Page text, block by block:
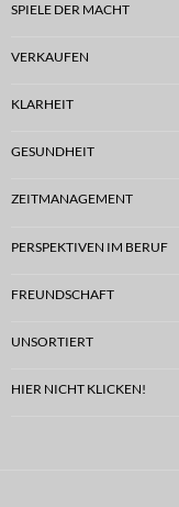
SPIELE DER MACHT
VERKAUFEN
KLARHEIT
GESUNDHEIT
ZEITMANAGEMENT
PERSPEKTIVEN IM BERUF
FREUNDSCHAFT
UNSORTIERT
HIER NICHT KLICKEN!